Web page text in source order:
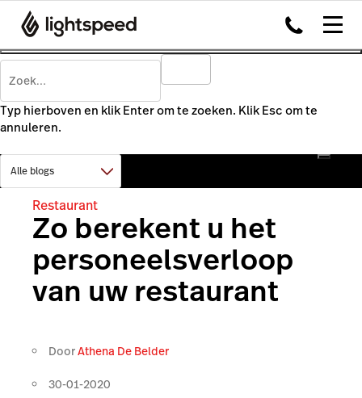
Typ hierboven en klik Enter om te zoeken. Klik Esc om te
annuleren.
Restaurant
Zo berekent u het
personeelsverloop
van uw restaurant
DoorAthena De Belder
30-01-2020